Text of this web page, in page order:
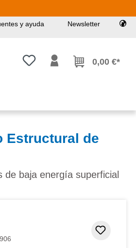
y ayuda Newsletter
Tienes 0 artículos en tu lista de
0,00 €*
Estructural de
baja energía superficial